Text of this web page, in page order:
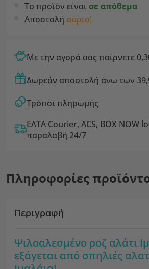
Το προϊόν είναι σε απόθεμα
Αποστολή αύριο!
Με την αγορά σας παίρνετε
Δωρεάν αποστολή άνω των
Τρόποι πληρωμής
ΕΛΤΑ Courier, ACS, BOX NOW
παραλαβή 24/7
Πληροφορίες
Περιγραφή
Ψιλοαλεσμένο ροζ αλάτι
εξάγεται από σπηλιές